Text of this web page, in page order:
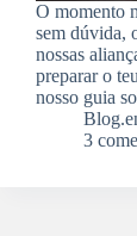
O momento
sem dúvida,
nossas
preparar o
nosso guia
3